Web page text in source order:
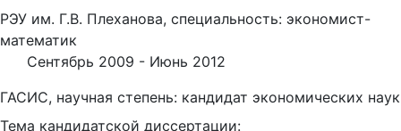
РЭУ им. Г.В. Плеханова, специальность: экономист-
математик
Сентябрь 2009 - Июнь 2012
ГАСИС, научная степень: кандидат экономических наук
Тема кандидатской диссертации: